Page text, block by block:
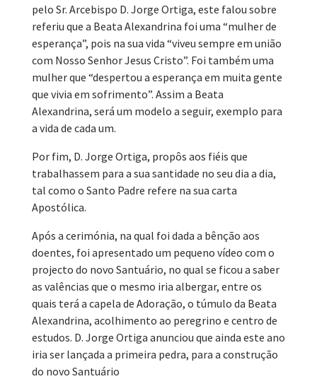
pelo Sr. Arcebispo D. Jorge Ortiga, este falou sobre
referiu que a Beata Alexandrina foi uma “mulher de
esperança”, pois na sua vida “viveu sempre em união
com Nosso Senhor Jesus Cristo”. Foi também uma
mulher que “despertou a esperança em muita gente
que vivia em sofrimento”. Assim a Beata
Alexandrina, será um modelo a seguir, exemplo para
a vida de cada um.
Por fim, D. Jorge Ortiga, propôs aos fiéis que
trabalhassem para a sua santidade no seu dia a dia,
tal como o Santo Padre refere na sua carta
Apostólica.
Após a cerimónia, na qual foi dada a bênção aos
doentes, foi apresentado um pequeno vídeo com o
projecto do novo Santuário, no qual se ficou a saber
as valências que o mesmo iria albergar, entre os
quais terá a capela de Adoração, o túmulo da Beata
Alexandrina, acolhimento ao peregrino e centro de
estudos. D. Jorge Ortiga anunciou que ainda este ano
iria ser lançada a primeira pedra, para a construção
do novo Santuário